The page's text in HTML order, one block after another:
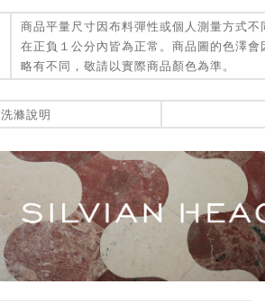
商品平量尺寸因布料彈性或個人測量方式
在正負１公分內皆為正常。商品圖的色澤
略有不同，敬請以實際商品顏色為準。
洗滌說明